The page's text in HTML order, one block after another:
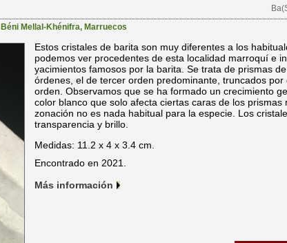
Béni Mellal-Khénifra, Marruecos
Estos cristales de barita son muy diferentes a los
podemos ver procedentes de esta localidad marroquí e
yacimientos famosos por la barita. Se trata de prismas
órdenes, el de tercer orden predominante, truncados por
orden. Observamos que se ha formado un crecimiento
color blanco que solo afecta ciertas caras de los prismas
zonación no es nada habitual para la especie. Los
transparencia y brillo.
Medidas: 11.2 x 4 x 3.4 cm.
Encontrado en 2021.
Más información